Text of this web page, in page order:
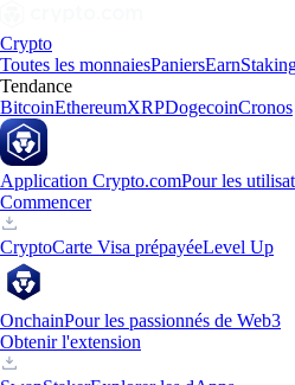
Crypto
Toutes les monnaiesPaniersEarn
Tendance
BitcoinEthereumXRPDogecoinCronos
Application Crypto.comPour les
Commencer
CryptoCarte Visa prépayéeLevel Up
OnchainPour les passionnés de Web3
Obtenir l'extension